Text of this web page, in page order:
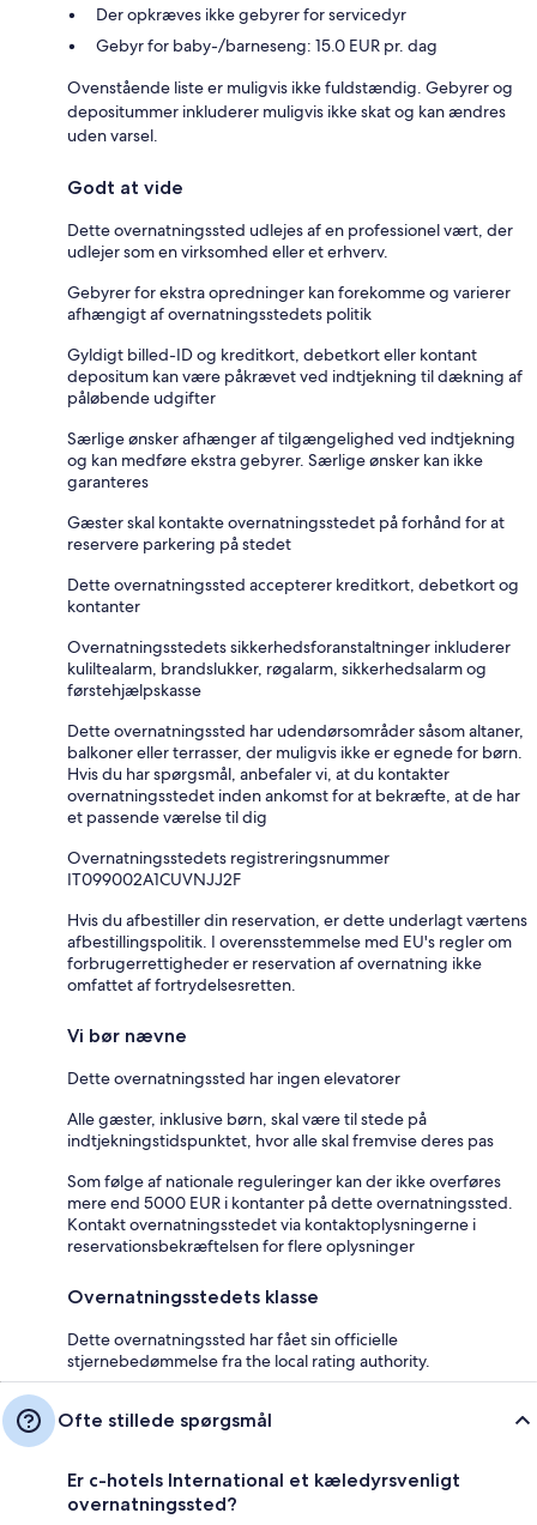
Der opkræves ikke gebyrer for servicedyr
Gebyr for baby-/barneseng: 15.0 EUR pr. dag
Ovenstående liste er muligvis ikke fuldstændig. Gebyrer og
depositummer inkluderer muligvis ikke skat og kan ændres
uden varsel.
Godt at vide
Dette overnatningssted udlejes af en professionel vært, der
udlejer som en virksomhed eller et erhverv.
Gebyrer for ekstra opredninger kan forekomme og varierer
afhængigt af overnatningsstedets politik
Gyldigt billed-ID og kreditkort, debetkort eller kontant
depositum kan være påkrævet ved indtjekning til dækning af
påløbende udgifter
Særlige ønsker afhænger af tilgængelighed ved indtjekning
og kan medføre ekstra gebyrer. Særlige ønsker kan ikke
garanteres
Gæster skal kontakte overnatningsstedet på forhånd for at
reservere parkering på stedet
Dette overnatningssted accepterer kreditkort, debetkort og
kontanter
Overnatningsstedets sikkerhedsforanstaltninger inkluderer
kuliltealarm, brandslukker, røgalarm, sikkerhedsalarm og
førstehjælpskasse
Dette overnatningssted har udendørsområder såsom altaner,
balkoner eller terrasser, der muligvis ikke er egnede for børn.
Hvis du har spørgsmål, anbefaler vi, at du kontakter
overnatningsstedet inden ankomst for at bekræfte, at de har
et passende værelse til dig
Overnatningsstedets registreringsnummer
IT099002A1CUVNJJ2F
Hvis du afbestiller din reservation, er dette underlagt værtens
afbestillingspolitik. I overensstemmelse med EU's regler om
forbrugerrettigheder er reservation af overnatning ikke
omfattet af fortrydelsesretten.
Vi bør nævne
Dette overnatningssted har ingen elevatorer
Alle gæster, inklusive børn, skal være til stede på
indtjekningstidspunktet, hvor alle skal fremvise deres pas
Som følge af nationale reguleringer kan der ikke overføres
mere end 5000 EUR i kontanter på dette overnatningssted.
Kontakt overnatningsstedet via kontaktoplysningerne i
reservationsbekræftelsen for flere oplysninger
Overnatningsstedets klasse
Dette overnatningssted har fået sin officielle
stjernebedømmelse fra the local rating authority.
Ofte stillede spørgsmål
Er c-hotels International et kæledyrsvenligt
overnatningssted?